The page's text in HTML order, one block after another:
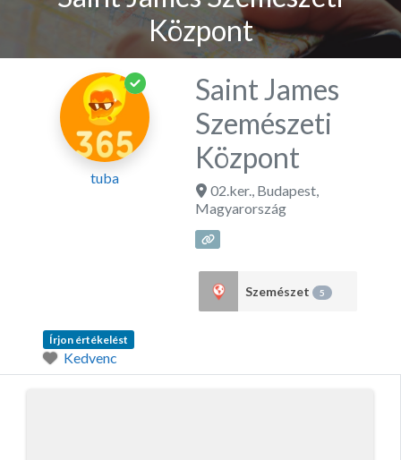
Központ
tuba
Saint James
Szemészeti
Központ
02.ker., Budapest,
Magyarország
Szemészet 5
Írjon értékelést
Kedvenc